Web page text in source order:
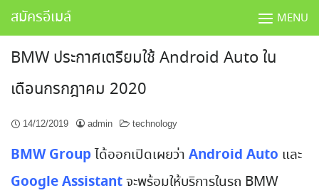
สมัครอีเมล์ MENU
BMW ประกาศเตรียมใช้ Android Auto ใน
เดือนกรกฎาคม 2020
14/12/2019 admin technology
BMW Groupได้ออกเปิดเผยว่า Android Auto และ
Google Assistantจะพร้อมให้บริการในรถ BMW